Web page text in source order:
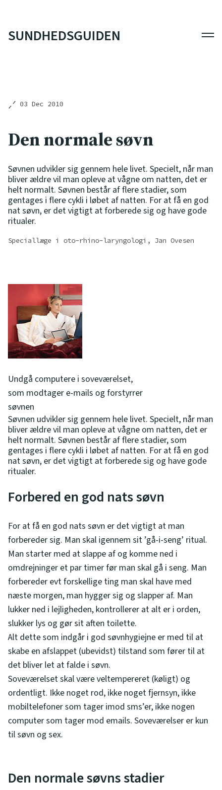
SUNDHEDSGUIDEN
03 Dec 2010
Den normale søvn
Søvnen udvikler sig gennem hele livet. Specielt, når man
bliver ældre vil man opleve at vågne om natten, det er
helt normalt. Søvnen består af flere stadier, som
gentages i flere cykli i løbet af natten. For at få en god
nat søvn, er det vigtigt at forberede sig og have gode
ritualer.
Speciallæge i oto-rhino-laryngologi, Jan Ovesen
Undgå computere i soveværelset,
som modtager e-mails og forstyrrer
søvnen
Søvnen udvikler sig gennem hele livet. Specielt, når man
bliver ældre vil man opleve at vågne om natten, det er
helt normalt. Søvnen består af flere stadier, som
gentages i flere cykli i løbet af natten. For at få en god
nat søvn, er det vigtigt at forberede sig og have gode
ritualer.
Forbered en god nats søvn
For at få en god nats søvn er det vigtigt at man
forbereder sig. Man skal igennem sit ’gå-i-seng’ ritual.
Man starter med at slappe af og komme ned i
omdrejninger et par timer før man skal gå i seng. Man
forbereder evt forskellige ting man skal have med
næste morgen, man hygger sig og slapper af. Man
lukker ned i lejligheden, kontrollerer at alt er i orden,
slukker lys og gør sit aften toilette.
Alt dette som indgår i god søvnhygiejne er med til at
skabe en afslappet (ubevidst) tilstand som fører til at
det bliver let at falde i søvn.
Soveværelset skal være veltempereret (køligt) og
ordentligt. Ikke noget rod, ikke noget fjernsyn, ikke
mobiltelefoner som tager imod sms’er, ikke nogen
computer som tager mod emails. Soveværelser er kun
til søvn og sex.
Den normale søvns stadier